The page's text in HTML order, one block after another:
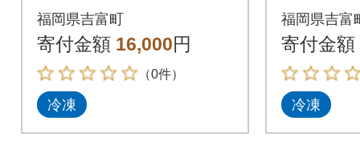
もつ鍋黄金のだしぽ
ん酢セットと辛子明
太子500g_吉富町
福岡県吉富町
寄付金額 16,000円
（0件）
冷凍
もつ鍋
ん酢セ
太子
福岡県吉富
寄付金額
冷凍